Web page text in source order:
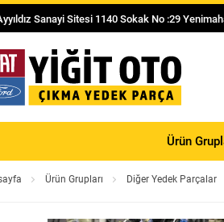
Sanayi Sitesi 1140 Sokak No :29
Ürün
Ürün Grupları Diğer Yedek Parçalar